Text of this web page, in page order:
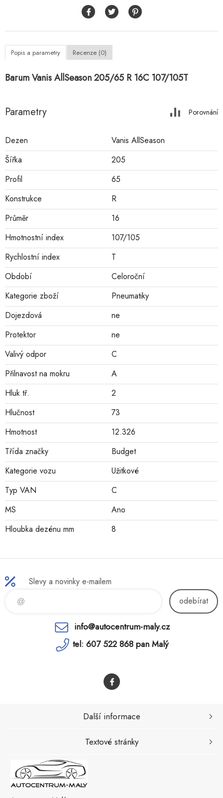
Popis a parametry Recenze (0)
Barum Vanis AllSeason 205/65 R 16C 107/105T
Parametry Porovnání
Dezen
Vanis AllSeason
Šířka
205
Profil
65
Konstrukce
R
Průměr
16
Hmotnostní index
107/105
Rychlostní index
T
Období
Celoroční
Kategorie zboží
Pneumatiky
Dojezdová
ne
Protektor
ne
Valivý odpor
C
Přilnavost na mokru
A
Hluk tř.
2
Hlučnost
73
Hmotnost
12.326
Třída značky
Budget
Kategorie vozu
Užitkové
Typ VAN
C
MS
Ano
Hloubka dezénu mm
8
Slevy a novinky e-mailem
odebírat
info@autocentrum-maly.cz
tel: 607 522 868 pan Malý
Další informace
Textové stránky